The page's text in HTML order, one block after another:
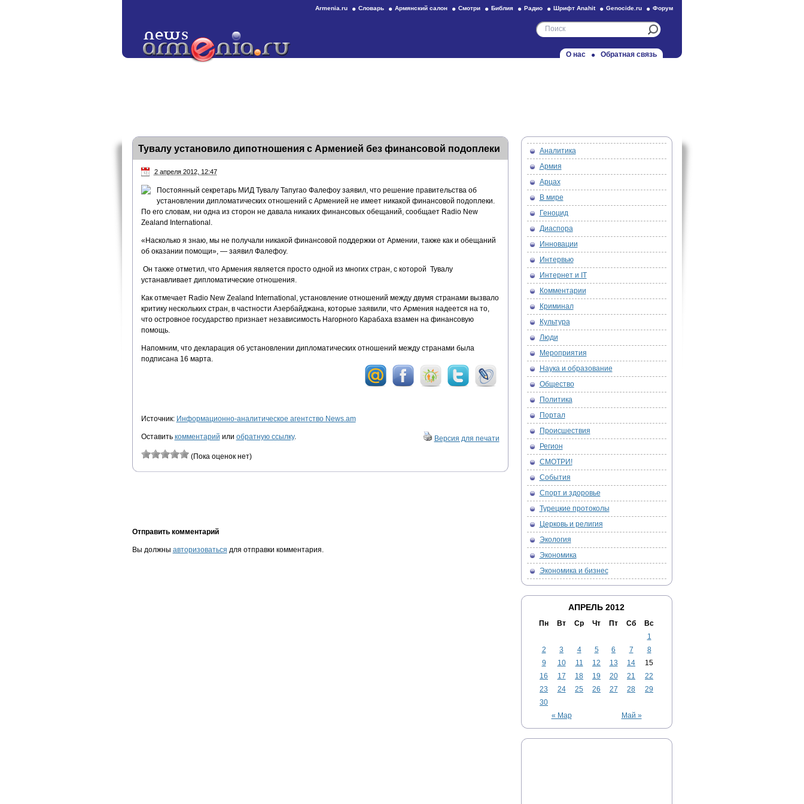
Armenia.ru Словарь Армянский салон Смотри Библия Радио Шрифт Anahit Genocide.ru Форум
О нас Обратная связь
Тувалу установило дипотношения с Арменией без финансовой подоплеки
2 апреля 2012, 12:47
Постоянный секретарь МИД Тувалу Тапугао Фалефоу заявил, что решение правительства об
установлении дипломатических отношений с Арменией не имеет никакой финансовой подоплеки.
По его словам, ни одна из сторон не давала никаких финансовых обещаний, сообщает Radio New
Zealand International.
«Насколько я знаю, мы не получали никакой финансовой поддержки от Армении, также как и обещаний
об оказании помощи», — заявил Фалефоу.
Он также отметил, что Армения является просто одной из многих стран, с которой Тувалу
устанавливает дипломатические отношения.
Как отмечает Radio New Zealand International, установление отношений между двумя странами вызвало
критику нескольких стран, в частности Азербайджана, которые заявили, что Армения надеется на то,
что островное государство признает независимость Нагорного Карабаха взамен на финансовую
помощь.
Напомним, что декларация об установлении дипломатических отношений между странами была
подписана 16 марта.
Источник: Информационно-аналитическое агентство News.am
Оставить комментарий или обратную ссылку. Версия для печати
(Пока оценок нет)
Отправить комментарий
Вы должны авторизоваться для отправки комментария.
Аналитика
Армия
Арцах
В мире
Геноцид
Диаспора
Инновации
Интервью
Интернет и IT
Комментарии
Криминал
Культура
Люди
Мероприятия
Наука и образование
Общество
Политика
Портал
Происшествия
Регион
СМОТРИ!
События
Спорт и здоровье
Турецкие протоколы
Церковь и религия
Экология
Экономика
Экономика и бизнес
АПРЕЛЬ 2012
Пн Вт Ср Чт Пт Сб Вс
« Мар Май »
1
2
3 4 5 6 7
8
9
10 11 12 13 14
15
16
17 18 19 20 21
22
23
24 25 26 27 28
29
30